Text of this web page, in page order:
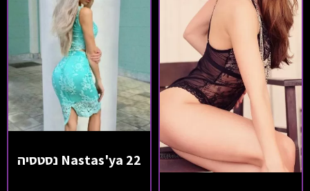
Nastas'ya 22 נסטסיה